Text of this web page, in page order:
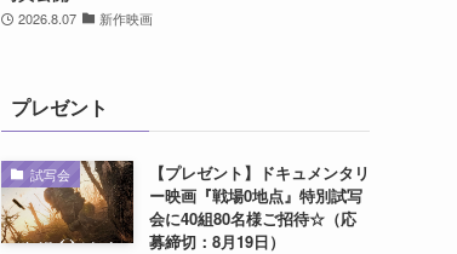
2026.8.07 新作映画
プレゼント
試写会
【プレゼント】ドキュメンタリ
ー映画『戦場0地点』特別試写
会に40組80名様ご招待☆（応
募締切：8月19日）